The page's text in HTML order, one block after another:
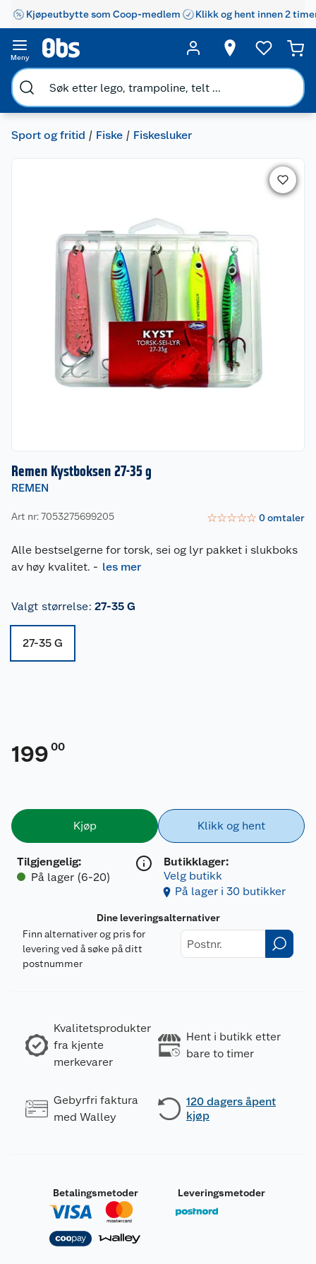
Kjøpeutbytte som Coop-medlem Klikk og hent innen 2
Meny
Sport og fritid Fiske Fiskesluker
Remen Kystboksen 27-35 g
REMEN
Art nr: 7053275699205 ☆☆☆☆☆ 0omtaler
Alle bestselgerne for torsk, sei og lyr pakket i slukboks
av høy kvalitet. - les mer
Valgt størrelse: 27-35 G
27-35 G
199 00
Kjøp
Tilgjengelig:
På lager (6-20)
Klikk og hent
Butikklager:
Velg butikk
På lager i 30 butikker
Dine leveringsalternativer
Finn alternativer og pris for
levering ved å søke på ditt
postnummer
Kvalitetsprodukter
fra kjente
merkevarer
Hent i butikk etter
bare to timer
Gebyrfri faktura
med Walley
120 dagers åpent
kjøp
Betalingsmetoder Leveringsmetoder